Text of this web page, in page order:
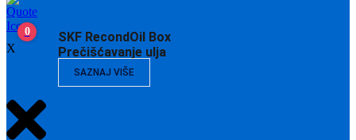
SKF RecondOil Box
Prečišćavanje ulja
SAZNAJ VIŠE
0
X